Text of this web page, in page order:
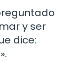
y ser
dice: